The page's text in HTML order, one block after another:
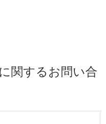
関するお問い合